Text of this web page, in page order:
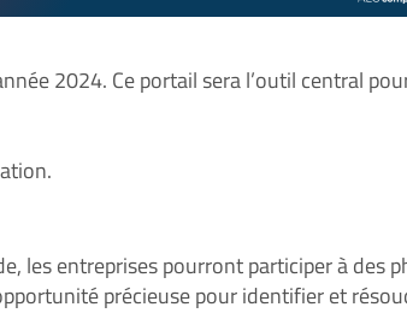
2024. Ce portail sera l’outil central
les entreprises pourront participer à des
précieuse pour identifier et